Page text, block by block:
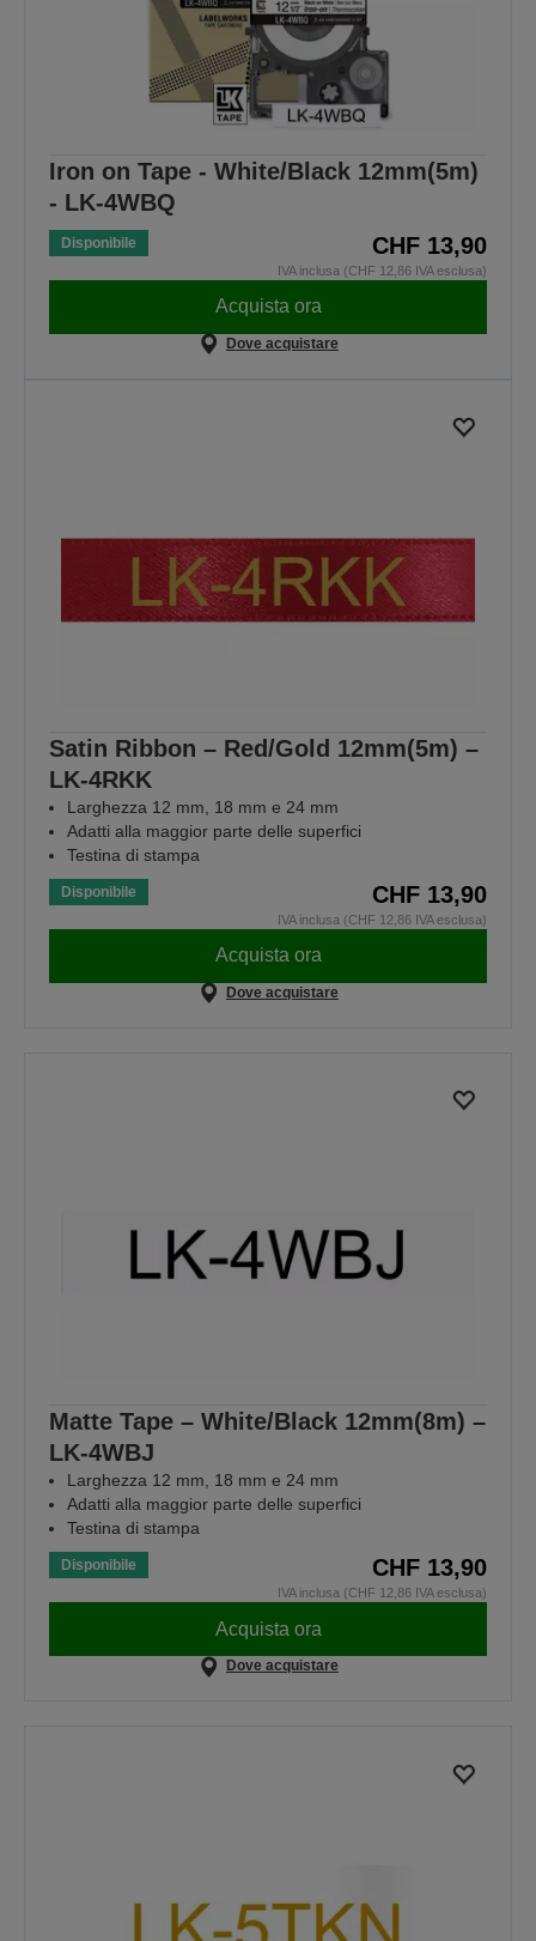
Iron on Tape - White/Black 12mm(5m)
- LK-4WBQ
Disponibile CHF 13,90
IVA inclusa (CHF 12,86 IVA esclusa)
Acquista ora
Dove acquistare
Satin Ribbon – Red/Gold 12mm(5m) –
LK-4RKK
Larghezza 12 mm, 18 mm e 24 mm
Adatti alla maggior parte delle superfici
Testina di stampa
Disponibile CHF 13,90
IVA inclusa (CHF 12,86 IVA esclusa)
Acquista ora
Dove acquistare
Matte Tape – White/Black 12mm(8m) –
LK-4WBJ
Larghezza 12 mm, 18 mm e 24 mm
Adatti alla maggior parte delle superfici
Testina di stampa
Disponibile CHF 13,90
IVA inclusa (CHF 12,86 IVA esclusa)
Acquista ora
Dove acquistare